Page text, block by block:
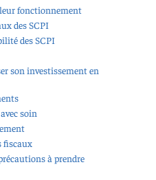
fonctionnement
des SCPI
des SCPI
son investissement en
soin
fiscaux
à prendre